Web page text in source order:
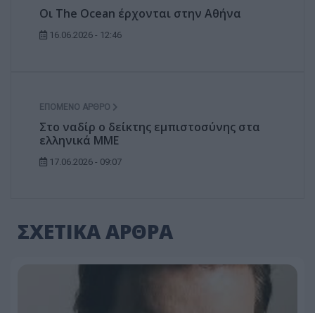
Οι The Ocean έρχονται στην Αθήνα
16.06.2026 - 12:46
ΕΠΌΜΕΝΟ ΆΡΘΡΟ
Στο ναδίρ ο δείκτης εμπιστοσύνης στα
ελληνικά ΜΜΕ
17.06.2026 - 09:07
ΣΧΕΤΙΚΑ ΑΡΘΡΑ